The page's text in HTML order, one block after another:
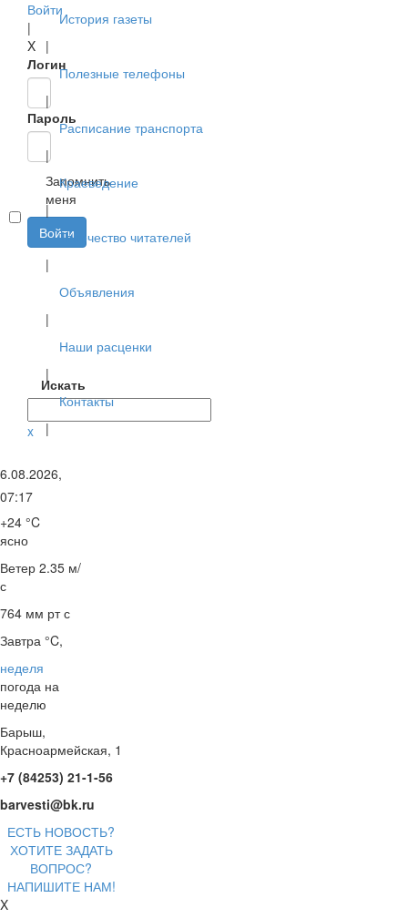
Войти
|
X
Логин
Пароль
Запомнить
меня
Войти
Искать
x
История газеты
|
Полезные телефоны
|
Расписание транспорта
|
Краеведение
|
Творчество читателей
|
Объявления
|
Наши расценки
|
Контакты
|
6.08.2026,
07:17
+24 °C
ясно
Ветер 2.35 м/
с
764 мм рт с
Завтра °C,
неделя
погода на
неделю
Барыш,
Красноармейская, 1
+7 (84253) 21-1-56
barvesti@bk.ru
ЕСТЬ НОВОСТЬ?
ХОТИТЕ ЗАДАТЬ
ВОПРОС?
НАПИШИТЕ НАМ!
X